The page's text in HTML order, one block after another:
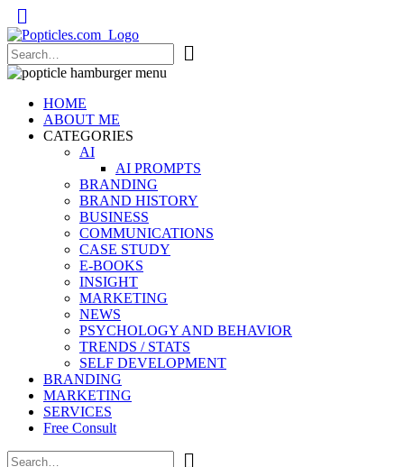
Popticles.com
HOME
ABOUT ME
CATEGORIES
AI
AI PROMPTS
BRANDING
BRAND HISTORY
BUSINESS
COMMUNICATIONS
CASE STUDY
E-BOOKS
INSIGHT
MARKETING
NEWS
PSYCHOLOGY AND BEHAVIOR
TRENDS / STATS
SELF DEVELOPMENT
BRANDING
MARKETING
SERVICES
Free Consult